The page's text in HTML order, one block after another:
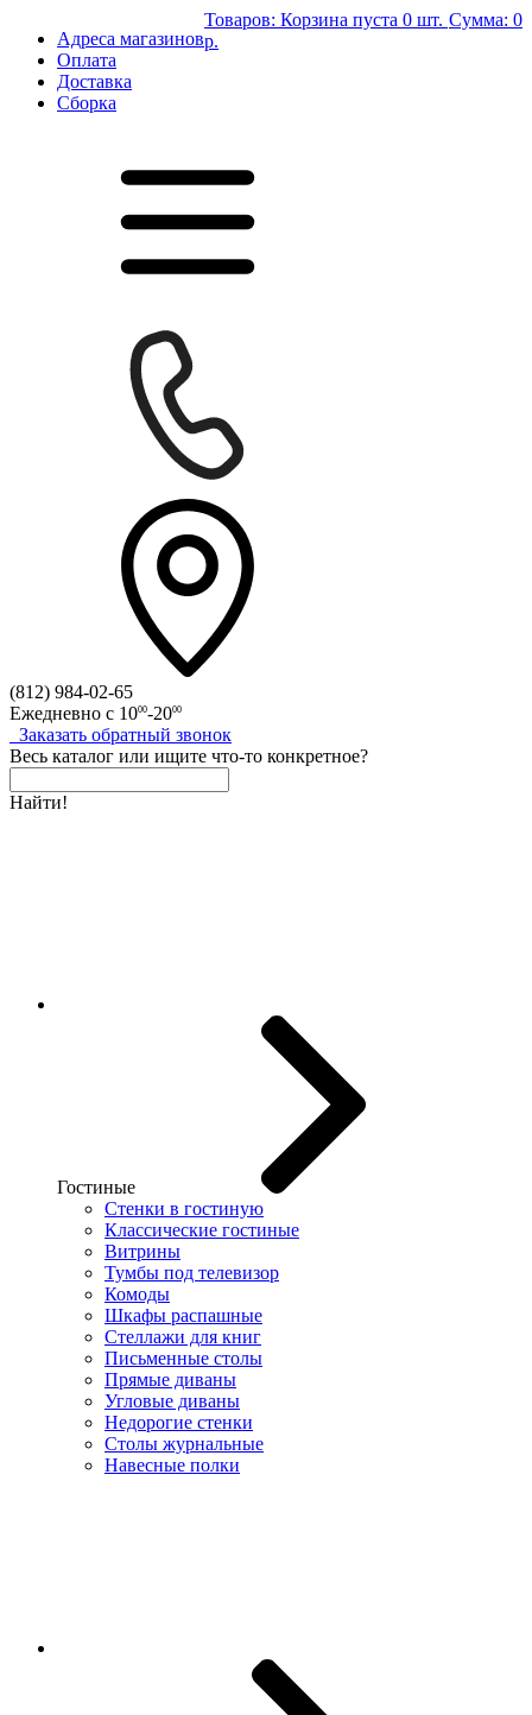
Адреса магазинов
Оплата
Доставка
Сборка
Товаров: Корзина пуста 0 шт. Сумма: 0
р.
(812) 984-02-65
Ежедневно с 1000-2000
Заказать обратный звонок
Весь каталог или ищите что-то конкретное?
Найти!
Гостиные
Стенки в гостиную
Классические гостиные
Витрины
Тумбы под телевизор
Комоды
Шкафы распашные
Стеллажи для книг
Письменные столы
Прямые диваны
Угловые диваны
Недорогие стенки
Столы журнальные
Навесные полки